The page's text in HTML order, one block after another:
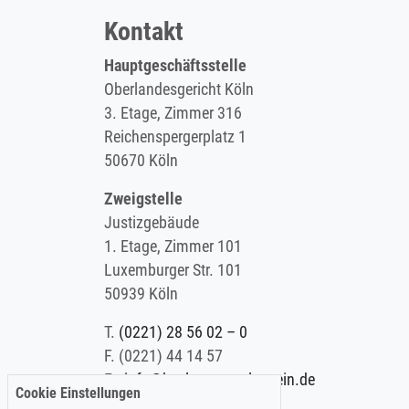
Kontakt
Hauptgeschäftsstelle
Oberlandesgericht Köln
3. Etage, Zimmer 316
Reichenspergerplatz 1
50670 Köln
Zweigstelle
Justizgebäude
1. Etage, Zimmer 101
Luxemburger Str. 101
50939 Köln
T. (0221) 28 56 02 – 0
F. (0221) 44 14 57
E.info@koelner-anwaltverein.de
Cookie Einstellungen